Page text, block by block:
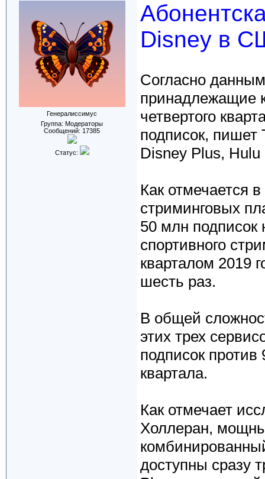
Генералиссимус
Группа: Модераторы
Сообщений: 17385
Статус:
Disney в
Согласно
принадлежащие
четвертого
подписок, пишет
Disney Plus,
Как отмечается
стриминговых
50 млн
спортивного
кварталом 2019
шесть раз.
В общей
этих трех
подписок
квартала.
Как отмечает
Холлеран,
доступны сразу